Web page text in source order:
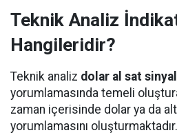
Teknik Analiz
Hangileridir?
Teknik analiz dolar al sat
yorumlamasında temeli
zaman içerisinde dolar ya da
yorumlamasını